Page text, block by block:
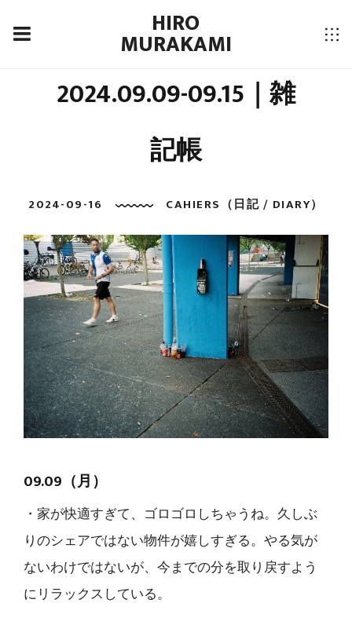
HIRO
MURAKAMI
2024.09.09-09.15｜雑
記帳
2024-09-16 CAHIERS（日記 / DIARY）
09.09（月）
・家が快適すぎて、ゴロゴロしちゃうね。久しぶ
りのシェアではない物件が嬉しすぎる。やる気が
ないわけではないが、今までの分を取り戻すよう
にリラックスしている。